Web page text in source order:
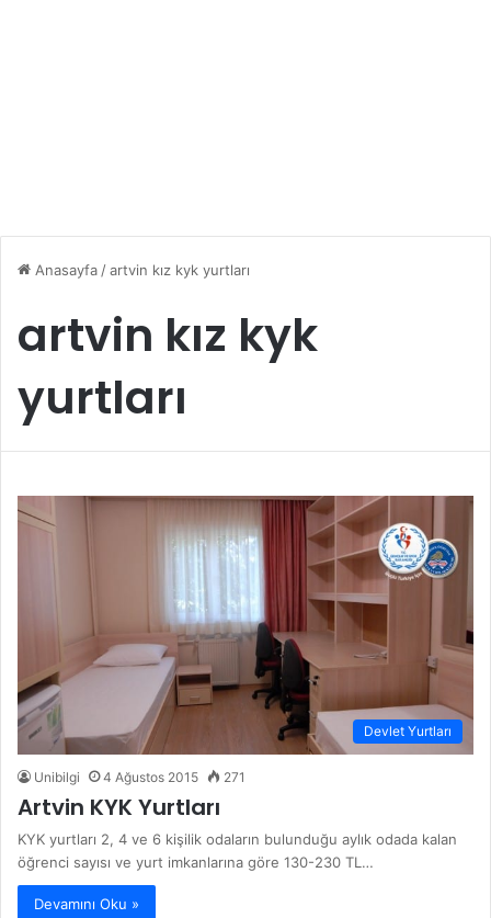
Anasayfa /artvin kız kyk yurtları
artvin kız kyk
yurtları
Devlet Yurtları
Unibilgi 4 Ağustos 2015 271
Artvin KYK Yurtları
KYK yurtları 2, 4 ve 6 kişilik odaların bulunduğu aylık odada kalan
öğrenci sayısı ve yurt imkanlarına göre 130-230 TL…
Devamını Oku »